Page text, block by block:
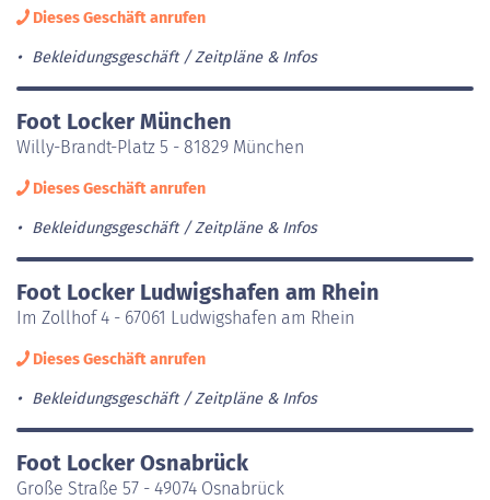
Dieses Geschäft anrufen
Bekleidungsgeschäft Zeitpläne & Infos
Foot Locker München
Willy-Brandt-Platz 5 - 81829 München
Dieses Geschäft anrufen
Bekleidungsgeschäft Zeitpläne & Infos
Foot Locker Ludwigshafen am Rhein
Im Zollhof 4 - 67061 Ludwigshafen am Rhein
Dieses Geschäft anrufen
Bekleidungsgeschäft Zeitpläne & Infos
Foot Locker Osnabrück
Große Straße 57 - 49074 Osnabrück